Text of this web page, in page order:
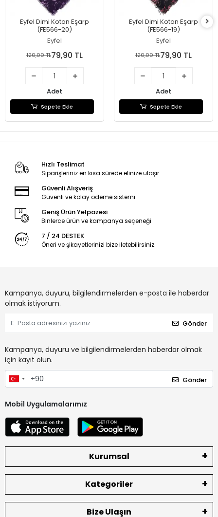
Eyfel Dimi Koton Eşarp
(FE566-20)
Eyfel
120,00 TL79,90 TL
Adet
Sepete Ekle
Eyfel Dimi Koton Eşarp
(FE566-19)
Eyfel
120,00 TL79,90 TL
Adet
Sepete Ekle
Hızlı Teslimat
Siparişleriniz en kısa sürede elinize ulaşır.
Güvenli Alışveriş
Güvenli ve kolay ödeme sistemi
Geniş Ürün Yelpazesi
Binlerce ürün ve kampanya seçeneği
7 / 24 DESTEK
Öneri ve şikayetlerinizi bize iletebilirsiniz.
Kampanya, duyuru, bilgilendirmelerden e-posta ile haberdar
olmak istiyorum.
Gönder
Kampanya, duyuru ve bilgilendirmelerden haberdar olmak
için kayıt olun.
Gönder
Mobil Uygulamalarımız
Kurumsal
Kategoriler
Bize Ulaşın